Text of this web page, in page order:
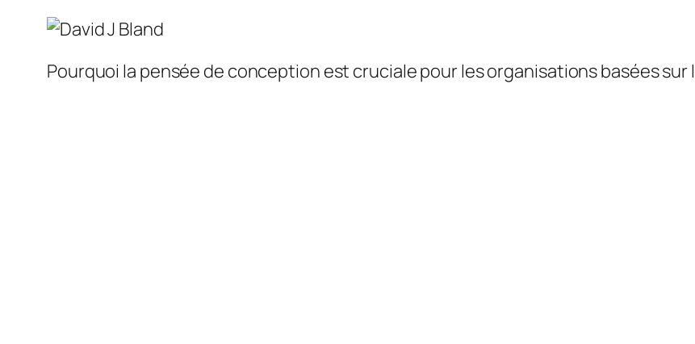
Pourquoi la pensée de conception est cruciale pour les organisations basées sur